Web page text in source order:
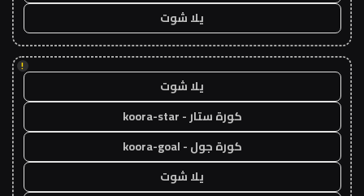
يلا شوت
!
يلا شوت
كورة ستار - koora-star
كورة جول - koora-goal
يلا شوت